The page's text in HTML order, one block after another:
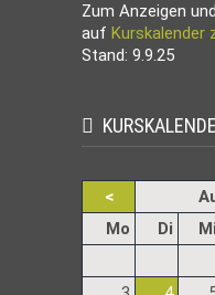
Zum Anzeigen
auf Kurskalender
Stand: 9.9.25
<
Mo ntagDi Mi